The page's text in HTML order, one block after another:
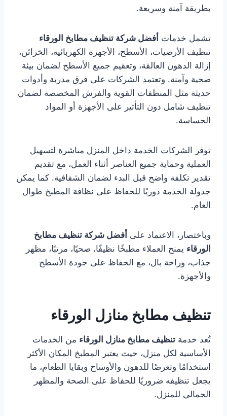
بطريقة آمنة وسريعة.
تشمل خدمات أفضل شركة تنظيف مطابخ الورقاء
تنظيف الأرضيات، الأسطح، الأجهزة الكهربائية، الخزائن،
إزالة الدهون العالقة، وتعقيم جميع الأسطح لضمان بيئة
صحية وآمنة. وتعتمد الشركات على فرق مدربة وأدوات
حديثة مثل المنظفات القوية والفرش المخصصة لضمان
تنظيف شامل دون التأثير على الأجهزة أو المواد
الحساسة.
توفر الشركات الخدمة داخل المنزل مباشرة لتسهيل
العملية وحماية جميع العناصر أثناء العمل، مع تقديم
تقدير تكلفة واضح قبل البدء لضمان الشفافية. كما يمكن
جدولة الخدمة دوريًا للحفاظ على نظافة المطبخ طوال
العام.
وباختصار، الاعتماد على أفضل شركة تنظيف مطابخ
الورقاء يمنح العملاء مطبخًا نظيفًا، صحيًا، مرتبًا، مظهر
جذاب، وراحة بال، مع الحفاظ على جودة الأسطح
والأجهزة.
تنظيف مطابخ منازل الورقاء
تُعد خدمة تنظيف مطابخ منازل الورقاء من الخدمات
الأساسية لكل منزل، حيث يعتبر المطبخ المكان الأكثر
استخدامًا وتعرضًا للدهون والأوساخ وبقايا الطعام، ما
يجعل تنظيفه ضروريًا للحفاظ على الصحة والمظهر
الجمالي للمنزل.